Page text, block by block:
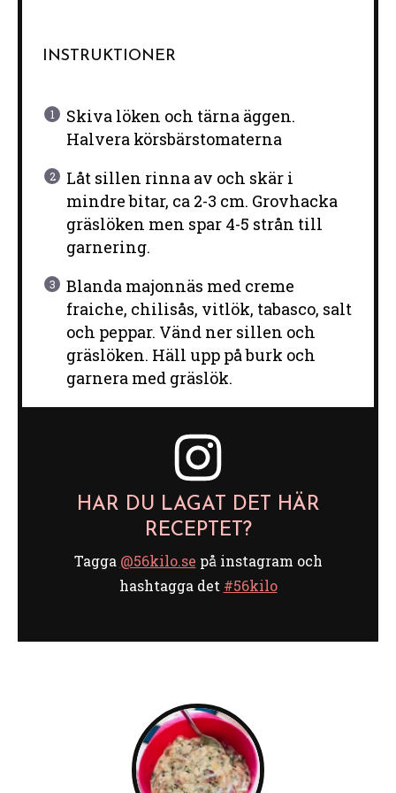
INSTRUKTIONER
Skiva löken och tärna äggen.
Halvera körsbärstomaterna
Låt sillen rinna av och skär i
mindre bitar, ca 2-3 cm. Grovhacka
gräslöken men spar 4-5 strån till
garnering.
Blanda majonnäs med creme
fraiche, chilisås, vitlök, tabasco, salt
och peppar. Vänd ner sillen och
gräslöken. Häll upp på burk och
garnera med gräslök.
HAR DU LAGAT DET HÄR
RECEPTET?
Tagga @56kilo.se på instagram och
hashtagga det #56kilo